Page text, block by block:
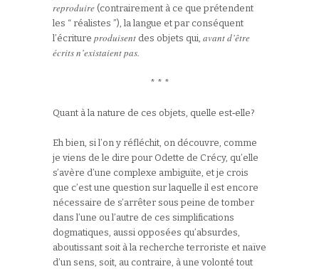
reproduire (contrairement à ce que prétendent
les “ réalistes ”), la langue et par conséquent
l’écriture produisent des objets qui, avant d’être
écrits n’existaient pas.
* * *
Quant à la nature de ces objets, quelle est‑elle?
Eh bien, si l’on y réfléchit, on découvre, comme
je viens de le dire pour Odette de Crécy, qu’elle
s’avère d’une complexe ambiguïte, et je crois
que c’est une question sur laquelle il est encore
nécessaire de s’arrêter sous peine de tomber
dans l’une ou l’autre de ces simplifications
dogmatiques, aussi opposées qu’absurdes,
aboutissant soit à la recherche terroriste et naïve
d’un sens, soit, au contraire, à une volonté tout